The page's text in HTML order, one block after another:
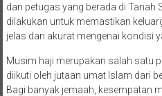
dan petugas yang berada di Tanah
dilakukan untuk memastikan
jelas dan akurat mengenai kondisi
Musim haji merupakan salah satu
diikuti oleh jutaan umat Islam dari
Bagi banyak jemaah, kesempatan